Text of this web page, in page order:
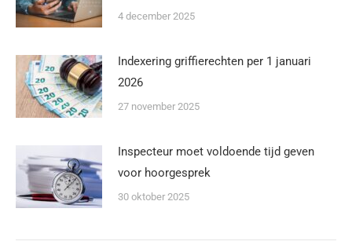
4 december 2025
Indexering griffierechten per 1 januari
2026
27 november 2025
Inspecteur moet voldoende tijd geven
voor hoorgesprek
30 oktober 2025